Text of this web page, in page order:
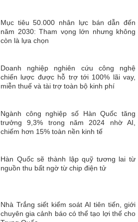
Mục tiêu 50.000 nhân lực bán dẫn đến
năm 2030: Tham vọng lớn nhưng không
còn là lựa chọn
Doanh nghiệp nghiên cứu công nghệ
chiến lược được hỗ trợ tới 100% lãi vay,
miễn thuế và tài trợ toàn bộ kinh phí
Ngành công nghiệp số Hàn Quốc tăng
trưởng 9,3% trong năm 2024 nhờ AI,
chiếm hơn 15% toàn nền kinh tế
Hàn Quốc sẽ thành lập quỹ tương lai từ
nguồn thu bất ngờ từ chip điện tử
Nhà Trắng siết kiểm soát AI tiên tiến, giới
chuyên gia cảnh báo có thể tạo lợi thế cho